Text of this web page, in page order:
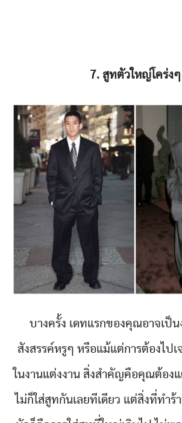
7. สูทตัวใหญ่โคร่งๆ
บางครั้ง เดทแรกของคุณอาจเป็น
สังสรรค์หรูๆ หรือแม้แต่การต้องไปเ
ในงานแต่งงาน สิ่งสำคัญคือคุณต้อง
ไม่ก็ใส่สูทกันเลยทีเดียว แต่สิ่งที่ทำ